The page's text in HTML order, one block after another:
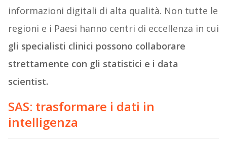
informazioni digitali di alta qualità. Non tutte le
regioni e i Paesi hanno centri di eccellenza in cui
gli specialisti clinici possono collaborare
strettamente con gli statistici e i data
scientist.
SAS: trasformare i dati in
intelligenza